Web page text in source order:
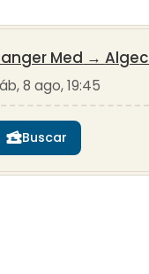
Med →
8 ago, 19:45
Buscar